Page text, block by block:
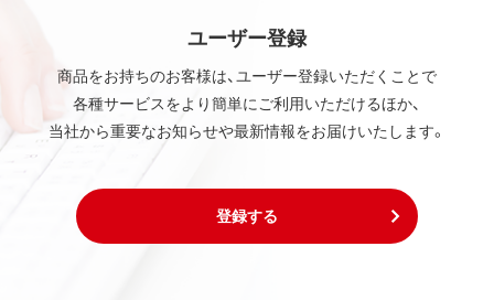
ユーザー登録
商品をお持ちのお客様は、ユーザー登録いただくことで
各種サービスをより簡単にご利用いただけるほか、
当社から重要なお知らせや最新情報をお届けいたします。
登録する